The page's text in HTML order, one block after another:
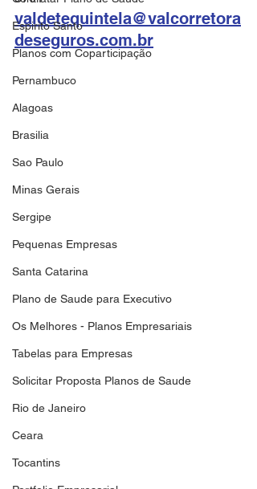
Espirito Santo
Planos com Coparticipação
Pernambuco
Alagoas
Brasilia
Sao Paulo
Minas Gerais
Sergipe
Pequenas Empresas
Santa Catarina
Plano de Saude para Executivo
Os Melhores - Planos Empresariais
Tabelas para Empresas
Solicitar Proposta Planos de Saude
Rio de Janeiro
Ceara
Tocantins
valdetequintela@valcorretora
deseguros.com.br